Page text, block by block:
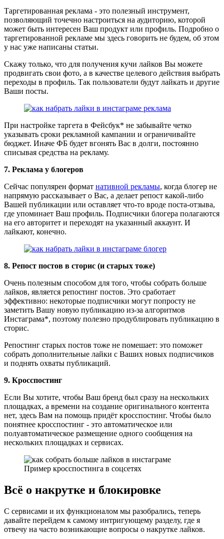
Таргетированная реклама - это полезный инструмент,
позволяющий точечно настроиться на аудиторию, которой
может быть интересен Ваш продукт или профиль. Подробно о
таргетированной рекламе мы здесь говорить не будем, об этом
у нас уже написаны статьи.
Скажу только, что для получения кучи лайков Вы можете
продвигать свои фото, а в качестве целевого действия выбрать
переходы в профиль. Так пользователи будут лайкать и другие
Ваши посты.
При настройке таргета в Фейсбук* не забывайте четко
указывать сроки рекламной кампании и ограничивайте
бюджет. Иначе ФБ будет вгонять Вас в долги, постоянно
списывая средства на рекламу.
7. Реклама у блогеров
Сейчас популярен формат нативной рекламы, когда блогер не
напрямую рассказывает о Вас, а делает репост какой-либо
Вашей публикации или оставляет что-то вроде поста-отзыва,
где упоминает Ваш профиль. Подписчики блогера полагаются
на его авторитет и переходят на указанный аккаунт. И
лайкают, конечно.
8. Репост постов в сторис (и старых тоже)
Очень полезным способом для того, чтобы собрать больше
лайков, является репостинг постов. Это сработает
эффективно: некоторые подписчики могут попросту не
заметить Вашу новую публикацию из-за алгоритмов
Инстаграма*, поэтому полезно продублировать публикацию в
сторис.
Репостинг старых постов тоже не помешает: это поможет
собрать дополнительные лайки с Ваших новых подписчиков
и поднять охваты публикаций.
9. Кросспостинг
Если Вы хотите, чтобы Ваш бренд был сразу на нескольких
площадках, а времени на создание оригинального контента
нет, здесь Вам на помощь придёт кросспостинг. Чтобы было
понятнее кросспостинг - это автоматическое или
полуавтоматическое размещение одного сообщения на
нескольких площадках и сервисах.
Пример кросспостинга в соцсетях
Всё о накрутке и блокировке
С сервисами и их функционалом мы разобрались, теперь
давайте перейдем к самому интригующему разделу, где я
отвечу на часто возникающие вопросы о накрутке лайков.